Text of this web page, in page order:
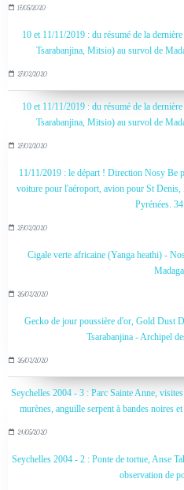
17/05/2020
10 et 11/11/2019 : du résumé de la
Tsarabanjina, Mitsio) au survol de
27/02/2020
10 et 11/11/2019 : du résumé de la
Tsarabanjina, Mitsio) au survol de
27/02/2020
11/11/2019 : le départ ! Direction Nosy Be
voiture pour l'aéroport, avion pour St
Pyrénées.
27/02/2020
Cigale verte africaine (Yanga heathi) -
26/02/2020
Gecko de jour poussière d'or, Gold Dust
Tsarabanjina - Archipel
26/02/2020
Seychelles 2004 - 3 : Parc Sainte Anne,
murènes, anguille serpent à bandes noires
24/05/2020
Seychelles 2004 - 2 : Ponte de tortue, Anse
observation de